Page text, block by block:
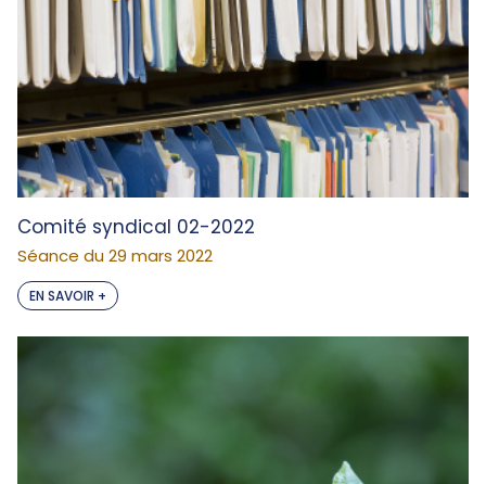
Comité syndical 02-2022
Séance du 29 mars 2022
EN SAVOIR +